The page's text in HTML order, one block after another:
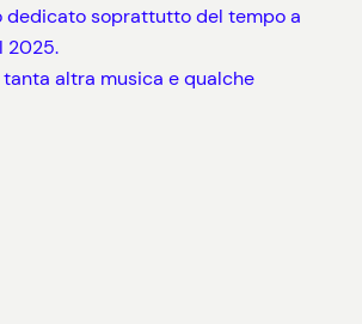
dedicato soprattutto del tempo a
2025.
altra musica e qualche